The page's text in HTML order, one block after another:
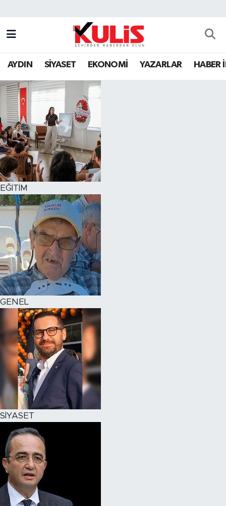
AYDIN SİYASET EKONOMİ YAZARLAR HABER
EĞİTİM
GENEL
SİYASET